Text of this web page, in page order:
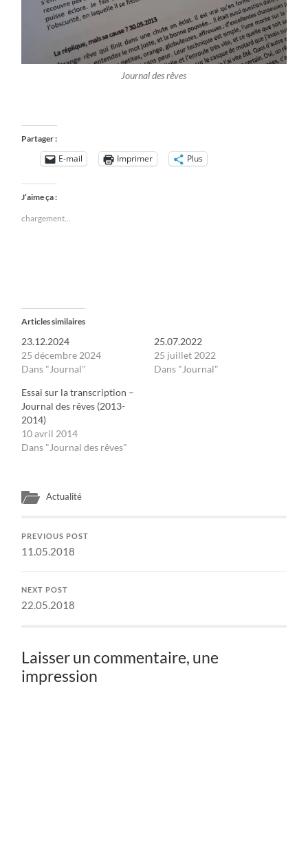
Journal des rêves
Partager :
E-mail Imprimer Plus
J’aime ça :
chargement…
Articles similaires
23.12.2024
25 décembre 2024
Dans "Journal"
25.07.2022
25 juillet 2022
Dans "Journal"
Essai sur la transcription –
Journal des rêves (2013-
2014)
10 avril 2014
Dans "Journal des rêves"
Actualité
PREVIOUS POST
11.05.2018
NEXT POST
22.05.2018
Laisser un commentaire, une
impression